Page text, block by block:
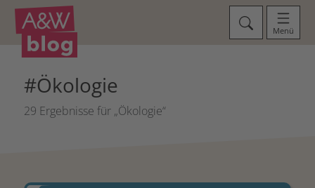
Menü
#Ökologie
29 Ergebnisse für „Ökologie“